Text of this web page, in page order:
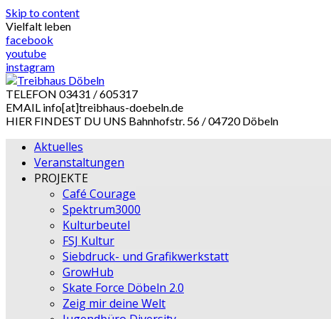
Skip to content
Vielfalt leben
facebook
youtube
instagram
TELEFON 03431 / 605317
EMAIL info[at]treibhaus-doebeln.de
HIER FINDEST DU UNS Bahnhofstr. 56 / 04720 Döbeln
Aktuelles
Veranstaltungen
PROJEKTE
Café Courage
Spektrum3000
Kulturbeutel
FSJ Kultur
Siebdruck- und Grafikwerkstatt
GrowHub
Skate Force Döbeln 2.0
Zeig mir deine Welt